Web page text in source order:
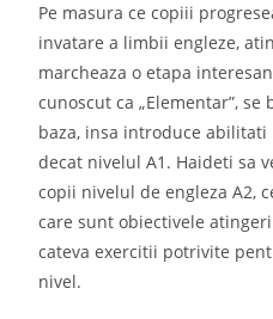
Pe masura ce copiii
invatare a limbii engleze,
marcheaza o etapa
cunoscut ca „Elementar”,
baza, insa introduce
decat nivelul A1. Haideti sa
copii nivelul de engleza A2,
care sunt obiectivele
cateva exercitii potrivite
nivel.